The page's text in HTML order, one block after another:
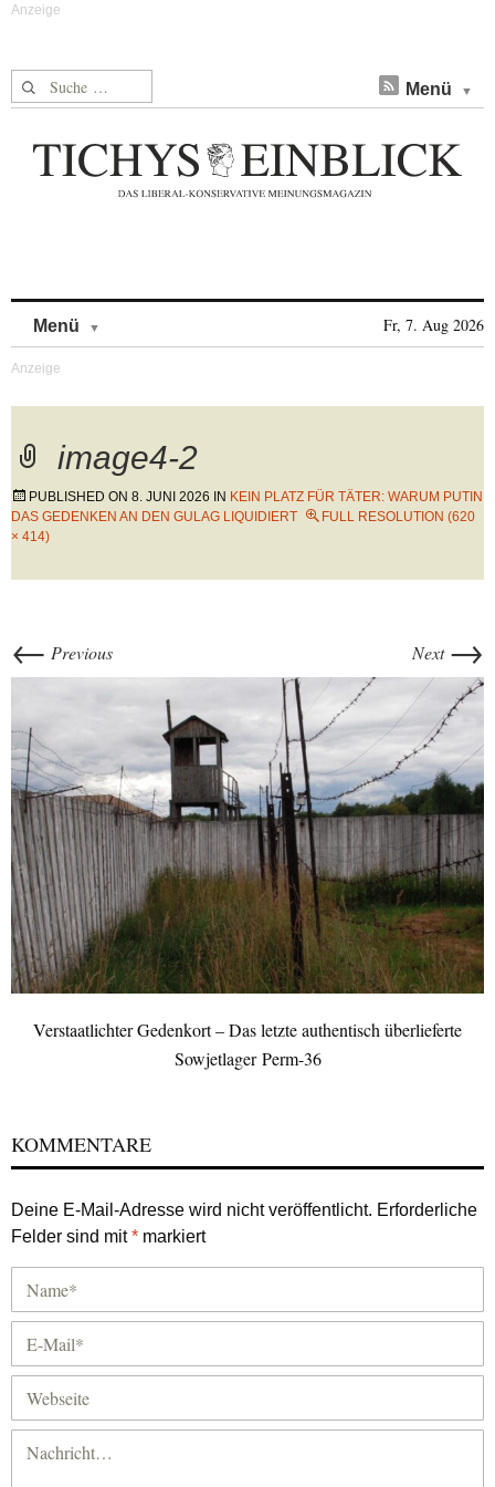
Suche nach: Menü
Menü Fr, 7. Aug 2026
image4-2
PUBLISHED ON 8. JUNI 2026 IN KEIN PLATZ FÜR TÄTER: WARUM PUTIN
DAS GEDENKEN AN DEN GULAG LIQUIDIERT
FULL RESOLUTION (620
× 414)
← Previous Next →
Verstaatlichter Gedenkort – Das letzte authentisch überlieferte
Sowjetlager Perm-36
KOMMENTARE
Deine E-Mail-Adresse wird nicht veröffentlicht. Erforderliche
Felder sind mit* markiert